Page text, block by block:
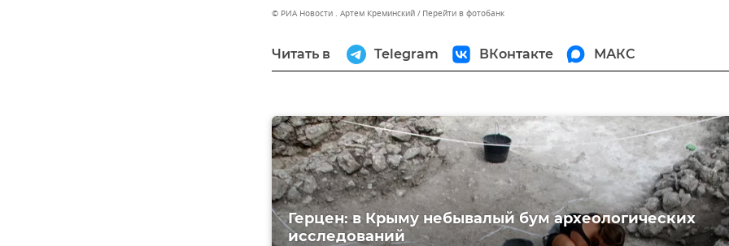
© РИА Новости . Артем Креминский Перейти в фотобанк
Читать в Telegram ВКонтакте МАКС
Герцен: в Крыму небывалый бум археологических
исследований